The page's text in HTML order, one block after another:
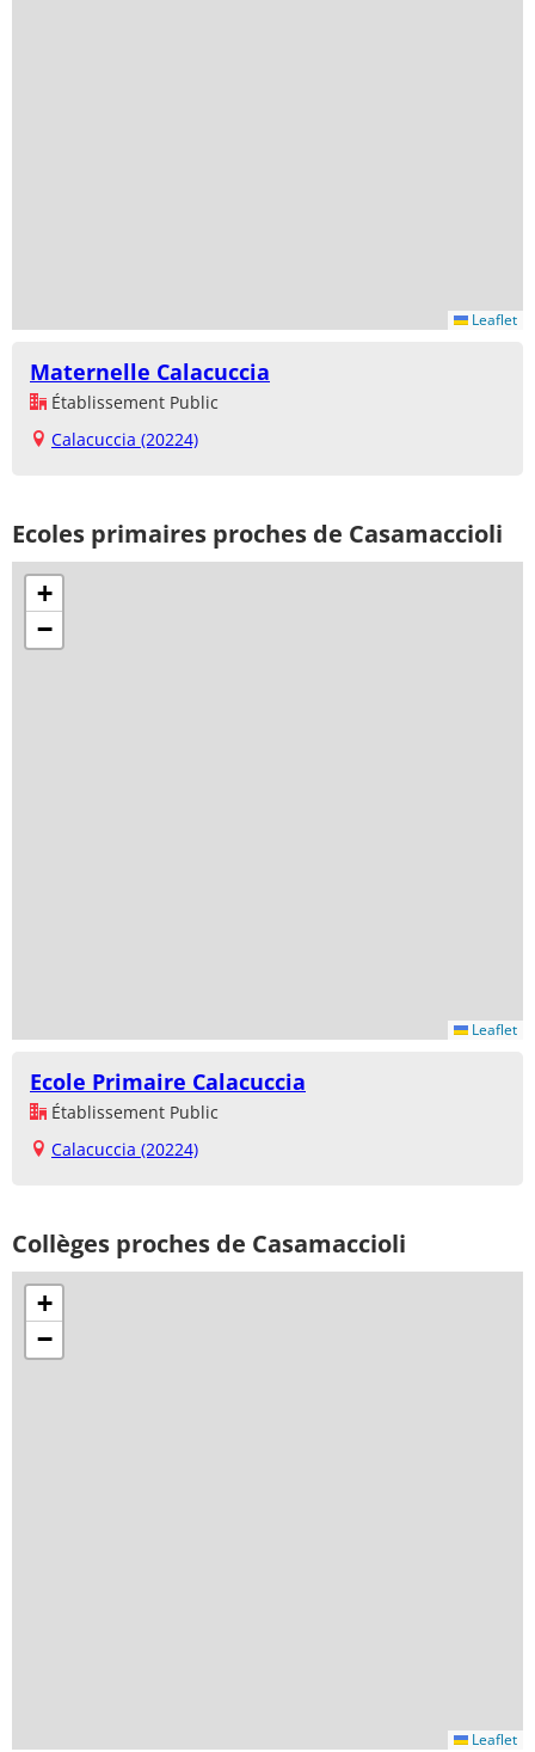
Leaflet
Maternelle Calacuccia
Établissement Public
Calacuccia (20224)
Ecoles primaires proches de Casamaccioli
+
−
Leaflet
Ecole Primaire Calacuccia
Établissement Public
Calacuccia (20224)
Collèges proches de Casamaccioli
+
−
Leaflet